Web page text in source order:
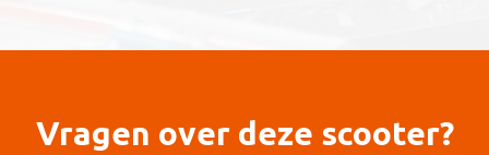
Vragen over deze scooter?